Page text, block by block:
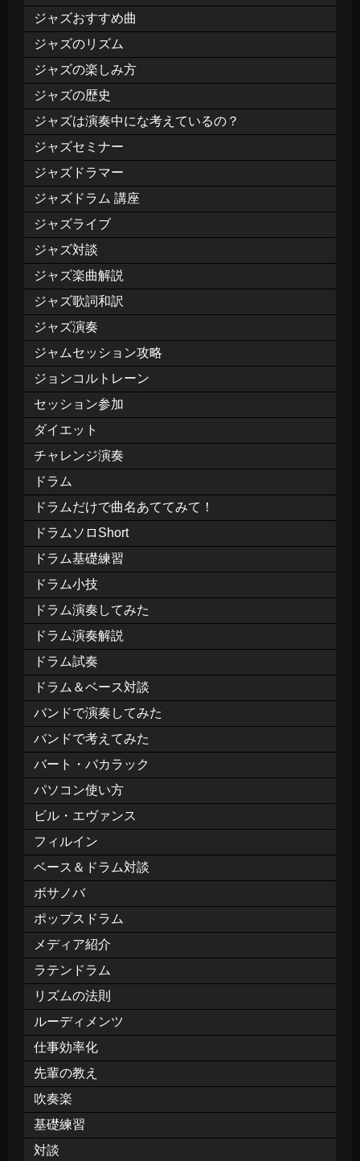
ジャズおすすめ曲
ジャズのリズム
ジャズの楽しみ方
ジャズの歴史
ジャズは演奏中にな考えているの？
ジャズセミナー
ジャズドラマー
ジャズドラム 講座
ジャズライブ
ジャズ対談
ジャズ楽曲解説
ジャズ歌詞和訳
ジャズ演奏
ジャムセッション攻略
ジョンコルトレーン
セッション参加
ダイエット
チャレンジ演奏
ドラム
ドラムだけで曲名あててみて！
ドラムソロShort
ドラム基礎練習
ドラム小技
ドラム演奏してみた
ドラム演奏解説
ドラム試奏
ドラム＆ベース対談
バンドで演奏してみた
バンドで考えてみた
バート・バカラック
パソコン使い方
ビル・エヴァンス
フィルイン
ベース＆ドラム対談
ボサノバ
ポップスドラム
メディア紹介
ラテンドラム
リズムの法則
ルーディメンツ
仕事効率化
先輩の教え
吹奏楽
基礎練習
対談